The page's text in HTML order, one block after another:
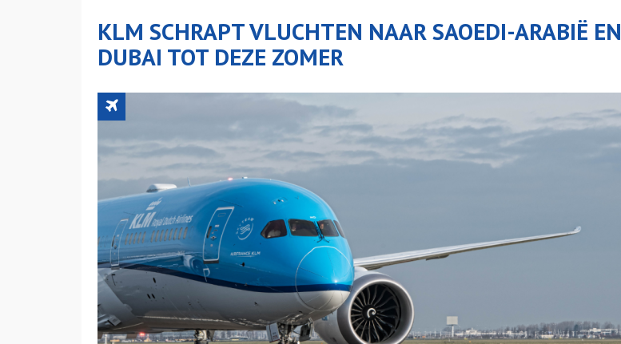
KLM SCHRAPT VLUCHTEN NAAR SAOEDI-ARABIË EN
DUBAI TOT DEZE ZOMER